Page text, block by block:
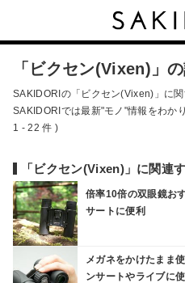
「ビクセン(Vixen)」
SAKIDORIの「ビクセン(Vixen)」に関
SAKIDORIでは最新"モノ"情報をわか
1 - 22 件 )
「ビクセン(Vixen)」に関連
倍率10倍の双眼鏡お
サートに便利
メガネをかけたまま
ンサートやライブに